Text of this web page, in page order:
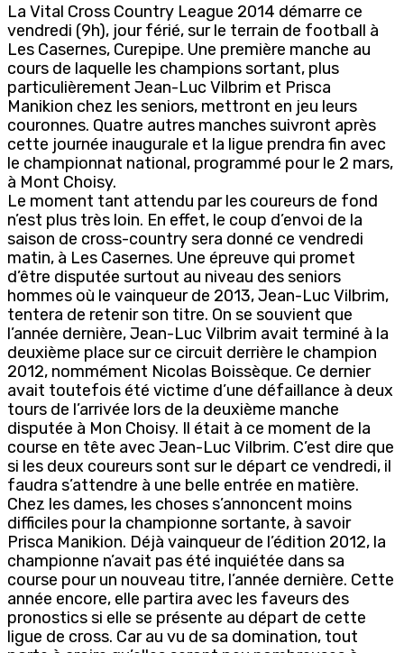
La Vital Cross Country League 2014 démarre ce
vendredi (9h), jour férié, sur le terrain de football à
Les Casernes, Curepipe. Une première manche au
cours de laquelle les champions sortant, plus
particulièrement Jean-Luc Vilbrim et Prisca
Manikion chez les seniors, mettront en jeu leurs
couronnes. Quatre autres manches suivront après
cette journée inaugurale et la ligue prendra fin avec
le championnat national, programmé pour le 2 mars,
à Mont Choisy.
Le moment tant attendu par les coureurs de fond
n’est plus très loin. En effet, le coup d’envoi de la
saison de cross-country sera donné ce vendredi
matin, à Les Casernes. Une épreuve qui promet
d’être disputée surtout au niveau des seniors
hommes où le vainqueur de 2013, Jean-Luc Vilbrim,
tentera de retenir son titre. On se souvient que
l’année dernière, Jean-Luc Vilbrim avait terminé à la
deuxième place sur ce circuit derrière le champion
2012, nommément Nicolas Boissèque. Ce dernier
avait toutefois été victime d’une défaillance à deux
tours de l’arrivée lors de la deuxième manche
disputée à Mon Choisy. Il était à ce moment de la
course en tête avec Jean-Luc Vilbrim. C’est dire que
si les deux coureurs sont sur le départ ce vendredi, il
faudra s’attendre à une belle entrée en matière.
Chez les dames, les choses s’annoncent moins
difficiles pour la championne sortante, à savoir
Prisca Manikion. Déjà vainqueur de l’édition 2012, la
championne n’avait pas été inquiétée dans sa
course pour un nouveau titre, l’année dernière. Cette
année encore, elle partira avec les faveurs des
pronostics si elle se présente au départ de cette
ligue de cross. Car au vu de sa domination, tout